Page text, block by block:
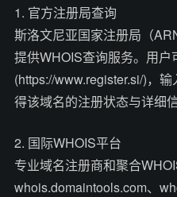
1. 官方注册局查询
斯洛文尼亚国家注册局（
提供WHOIS查询服务。用户
(https://www.register.si/)，
得该域名的注册状态与详细信
2. 国际WHOIS平台
专业域名注册商和聚合
whois.domaintools.com、